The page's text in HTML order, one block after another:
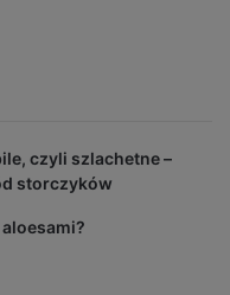
czyli szlachetne –
storczyków